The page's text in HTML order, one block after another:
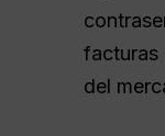
facturas
del